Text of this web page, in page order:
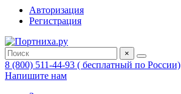
Авторизация
Регистрация
×
8 (800) 511-44-93 ( бесплатный по России)
Напишите нам